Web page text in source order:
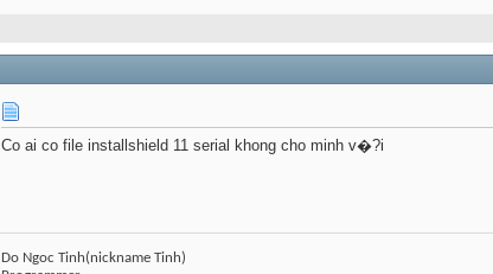
Co ai co file installshield 11 serial khong cho minh v�?i
Do Ngoc Tinh(nickname Tinh)